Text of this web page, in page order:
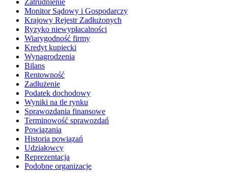
Zatrudnienie
Monitor Sądowy i Gospodarczy
Krajowy Rejestr Zadłużonych
Ryzyko niewypłacalności
Wiarygodność firmy
Kredyt kupiecki
Wynagrodzenia
Bilans
Rentowność
Zadłużenie
Podatek dochodowy
Wyniki na tle rynku
Sprawozdania finansowe
Terminowość sprawozdań
Powiązania
Historia powiązań
Udziałowcy
Reprezentacja
Podobne organizacje